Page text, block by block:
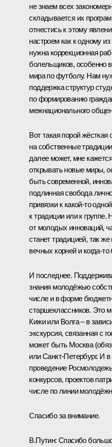
не знаем всех
складывается их
отнестись к этому
настроем как к одному
нужна коррекционная
болельщиков, особенно
мира по футболу. Нам
поддержка структур
по формированию
межнационального
Вот такая порой
на собственные
далее может, мне
открывать новые миры,
быть современной,
подлинная свобода
привязки к какой‑то
к традиции или к
от молодых инноваций,
станет традицией, так
вечных корней и
И последнее.
знания молодёжью
числе и в форме
старшеклассников. Это
Кижи или Волга – в
экскурсия, связанная с
может быть Москва
или Санкт-Петербург. И
проведение
конкурсов, проектов
числе по линии
Спасибо за внимание.
В.Путин: Спасибо